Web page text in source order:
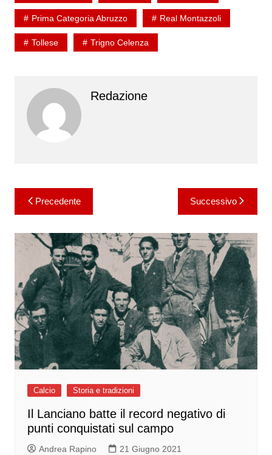
Prima Categoria Abruzzo Real Montazzoli
Tollese Trigno Celenza
Redazione
Navigazione
articoli
Precedente Successivo
Calcio Storia e tradizioni
Il Lanciano batte il record negativo di
punti conquistati sul campo
Andrea Rapino 21 Giugno 2021